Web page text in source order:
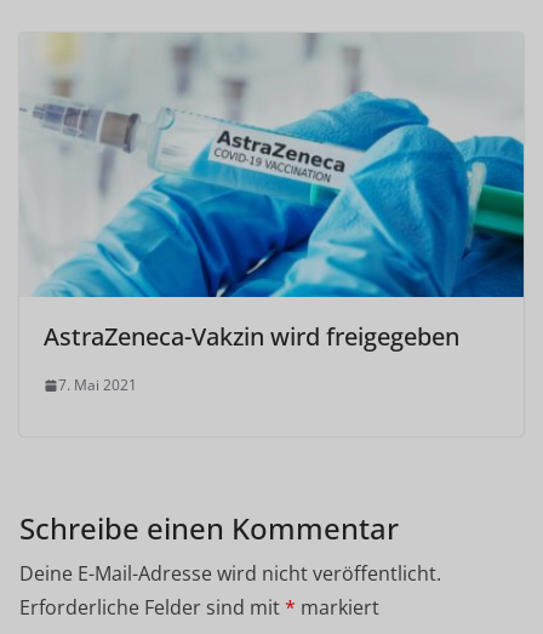
AstraZeneca-Vakzin wird freigegeben
7. Mai 2021
Schreibe einen Kommentar
Deine E-Mail-Adresse wird nicht veröffentlicht.
Erforderliche Felder sind mit* markiert